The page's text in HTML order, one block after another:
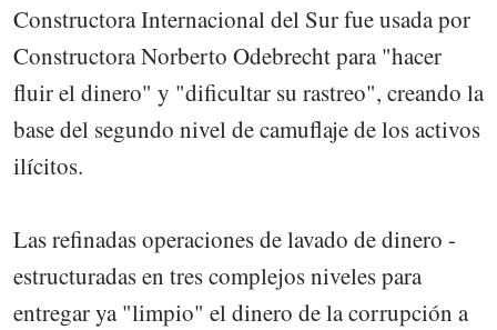
Constructora Internacional del Sur fue usada por
Constructora Norberto Odebrecht para "hacer
fluir el dinero" y "dificultar su rastreo", creando la
base del segundo nivel de camuflaje de los activos
ilícitos.
Las refinadas operaciones de lavado de dinero -
estructuradas en tres complejos niveles para
entregar ya "limpio" el dinero de la corrupción a